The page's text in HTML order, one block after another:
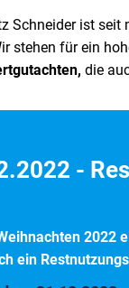
Schneider ist seit
stehen für ein
die
-
2022
ein